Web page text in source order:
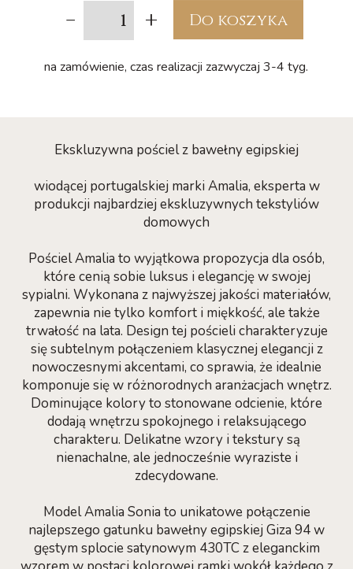
- + Do koszyka
na zamówienie, czas realizacji zazwyczaj 3-4 tyg.
Ekskluzywna pościel z bawełny egipskiej
wiodącej portugalskiej marki Amalia, eksperta w
produkcji najbardziej ekskluzywnych tekstyliów
domowych
Pościel Amalia to wyjątkowa propozycja dla osób,
które cenią sobie luksus i elegancję w swojej
sypialni. Wykonana z najwyższej jakości materiałów,
zapewnia nie tylko komfort i miękkość, ale także
trwałość na lata. Design tej pościeli charakteryzuje
się subtelnym połączeniem klasycznej elegancji z
nowoczesnymi akcentami, co sprawia, że idealnie
komponuje się w różnorodnych aranżacjach wnętrz.
Dominujące kolory to stonowane odcienie, które
dodają wnętrzu spokojnego i relaksującego
charakteru. Delikatne wzory i tekstury są
nienachalne, ale jednocześnie wyraziste i
zdecydowane.
Model Amalia Sonia to unikatowe połączenie
najlepszego gatunku bawełny egipskiej Giza 94 w
gęstym splocie satynowym 430TC z eleganckim